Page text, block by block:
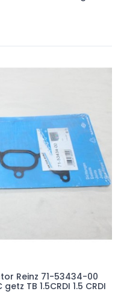
Reinz 71-53434-00
TB 1.5CRDI 1.5 CRDI